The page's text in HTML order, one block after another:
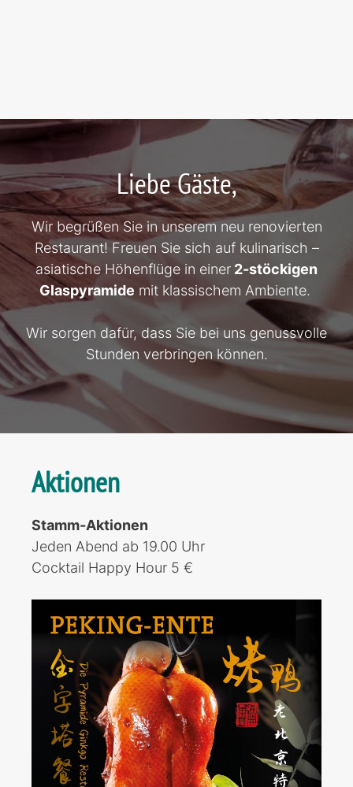
Liebe Gäste,
Wir begrüßen Sie in unserem neu renovierten
Restaurant! Freuen Sie sich auf kulinarisch –
asiatische Höhenflüge in einer 2-stöckigen
Glaspyramide mit klassischem Ambiente.
Wir sorgen dafür, dass Sie bei uns genussvolle
Stunden verbringen können.
Aktionen
Stamm-Aktionen
Jeden Abend ab 19.00 Uhr
Cocktail Happy Hour 5 €